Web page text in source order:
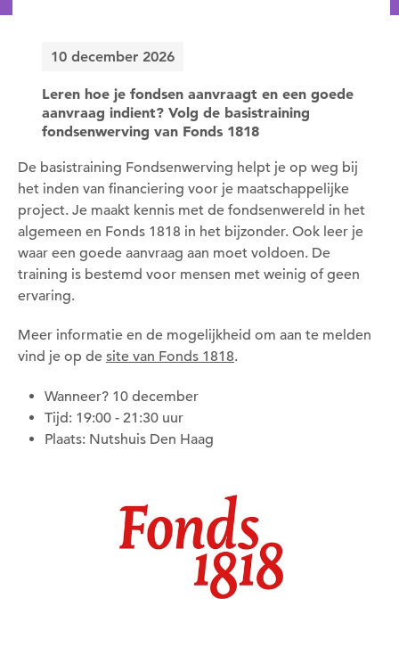
10 december 2026
Leren hoe je fondsen aanvraagt en een goede
aanvraag indient? Volg de basistraining
fondsenwerving van Fonds 1818
De basistraining Fondsenwerving helpt je op weg bij
het inden van financiering voor je maatschappelijke
project. Je maakt kennis met de fondsenwereld in het
algemeen en Fonds 1818 in het bijzonder. Ook leer je
waar een goede aanvraag aan moet voldoen. De
training is bestemd voor mensen met weinig of geen
ervaring.
Meer informatie en de mogelijkheid om aan te melden
vind je op de site van Fonds 1818.
Wanneer? 10 december
Tijd: 19:00 - 21:30 uur
Plaats: Nutshuis Den Haag